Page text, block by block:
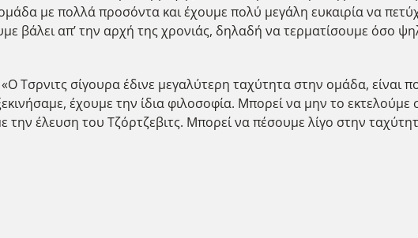
με πολλά προσόντα και έχουμε πολύ μεγάλη ευκαιρία να
βάλει απ’ την αρχή της χρονιάς, δηλαδή να τερματίσουμε όσο
«Ο Τσρνιτς σίγουρα έδινε μεγαλύτερη ταχύτητα στην ομάδα, είναι
έχουμε την ίδια φιλοσοφία. Μπορεί να μην το
την έλευση του Τζόρτζεβιτς. Μπορεί να πέσουμε λίγο στην